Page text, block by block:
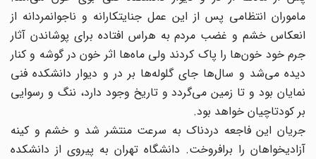
ماموران انتظامی پس از این عمل جنایتکارانه و ناجوانمردانه از
انعکاس خشم و غضب مردم به هراس افتاده برای پوشاندن آثار
جرم خود خون‌ها را پاک کردند ولی ماه‌ها اثر خون در گوشه و کنار
دیده می‌شد و سال‌ها جای گلوله‌ها بر در و دیوار دانشکده فنی
نمایان بود و تا زمین می‌گردد و تاریخ وجود دارد، ننگ و رسوایی
بر کودتاچیان خواهد بود.
جریان این فاجعه دردناک به سرعت منتشر شد و خشم و کینه
آزادیخواهان را برافروخت. دانشگاه تهران به پیروی از دانشکده